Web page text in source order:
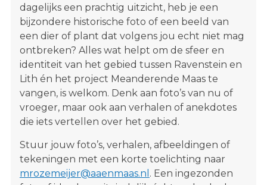
dagelijks een prachtig uitzicht, heb je een
bijzondere historische foto of een beeld van
een dier of plant dat volgens jou echt niet mag
ontbreken? Alles wat helpt om de sfeer en
identiteit van het gebied tussen Ravenstein en
Lith én het project Meanderende Maas te
vangen, is welkom. Denk aan foto’s van nu of
vroeger, maar ook aan verhalen of anekdotes
die iets vertellen over het gebied.
Stuur jouw foto’s, verhalen, afbeeldingen of
tekeningen met een korte toelichting naar
mrozemeijer@aaenmaas.nl . Een ingezonden